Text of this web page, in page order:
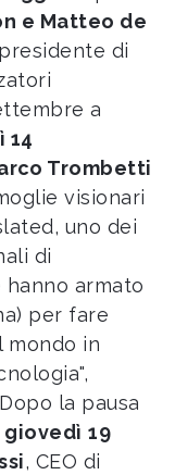
e Matteo de
di
a
14
Trombetti
visionari
uno dei
di
armato
per fare
mondo in
la pausa
giovedì 19
, CEO di